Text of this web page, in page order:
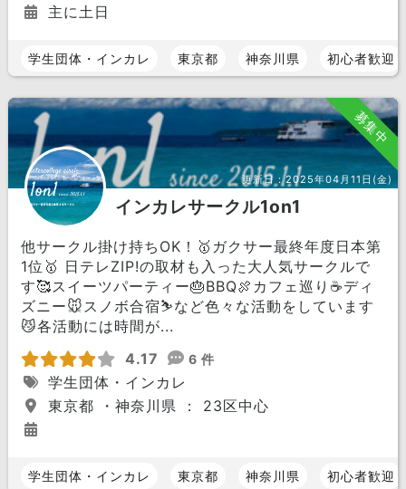
主に土日
学生団体・インカレ 東京都 神奈川県 初心者歓迎
募集中
更新日：2025年04月11日(金)
インカレサークル1on1
他サークル掛け持ちOK！🥇ガクサー最終年度日本第
1位🥇 日テレZIP!の取材も入った大人気サークルで
す🥰スイーツパーティー🎂BBQ🍖カフェ巡り☕️ディ
ズニー🐭スノボ合宿⛷など色々な活動をしています
😼各活動には時間が...
4.17
6 件
学生団体・インカレ
東京都 ・神奈川県 ： 23区中心
学生団体・インカレ 東京都 神奈川県 初心者歓迎